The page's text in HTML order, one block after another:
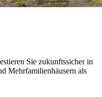
Sie zukunftssicher in
Mehrfamilienhäusern als